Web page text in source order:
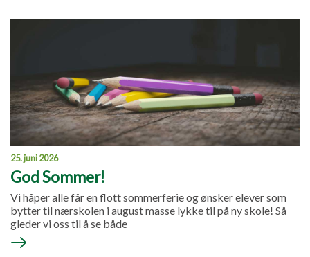
25. juni 2026
God Sommer!
Vi håper alle får en flott sommerferie og ønsker elever som
bytter til nærskolen i august masse lykke til på ny skole! Så
gleder vi oss til å se både